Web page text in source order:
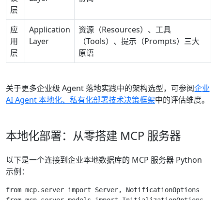
层
应
用
层
Application
Layer
资源（Resources）、工具
（Tools）、提示（Prompts）三大
原语
关于更多企业级 Agent 落地实践中的架构选型，可参阅企业
AI Agent 本地化、私有化部署技术决策框架中的评估维度。
本地化部署：从零搭建 MCP 服务器
以下是一个连接到企业本地数据库的 MCP 服务器 Python
示例：
from mcp.server import Server, NotificationOptions